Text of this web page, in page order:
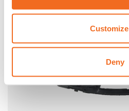
Customize
Deny